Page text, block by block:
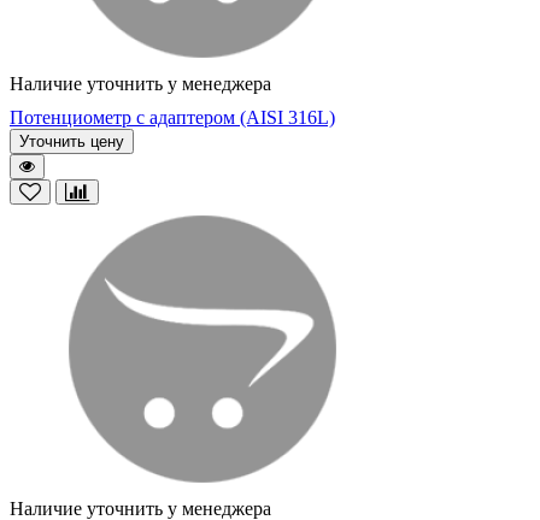
Наличие уточнить у менеджера
Потенциометр с адаптером (AISI 316L)
Уточнить цену
Наличие уточнить у менеджера